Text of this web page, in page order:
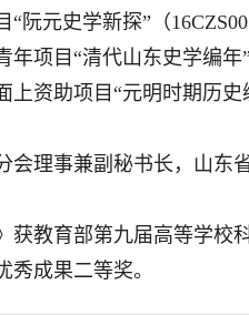
阮元史学新探”（
项目“清代山东史学编年
资助项目“元明时期历史
会理事兼副秘书长，山东
获教育部第九届高等学
秀成果二等奖。